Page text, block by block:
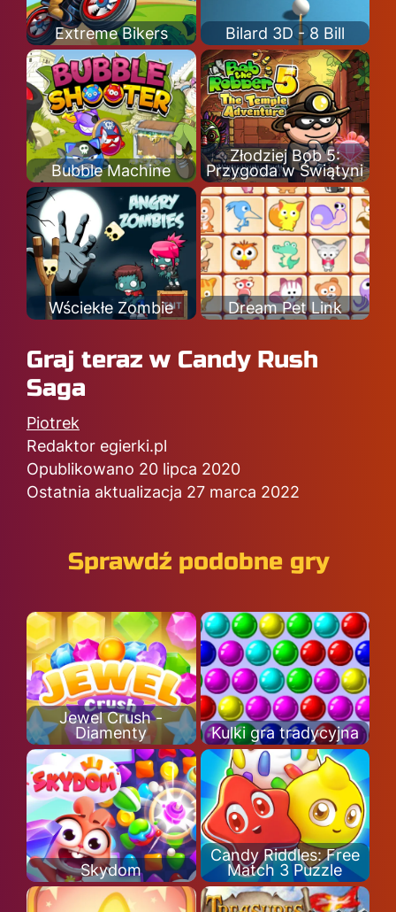
Extreme Bikers Bilard 3D - 8 Bill
Bubble Machine
Złodziej Bob 5:
Przygoda w Świątyni
Wściekłe Zombie Dream Pet Link
Graj teraz w Candy Rush
Saga
Piotrek
Redaktor egierki.pl
Opublikowano 20 lipca 2020
Ostatnia aktualizacja 27 marca 2022
Sprawdź podobne gry
Jewel Crush -
Diamenty
Kulki gra tradycyjna
Skydom
Candy Riddles: Free
Match 3 Puzzle